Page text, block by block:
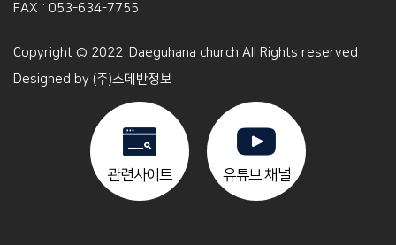
FAX : 053-634-7755
Copyright © 2022. Daeguhana church All Rights reserved.
Designed by (주)스데반정보
관련사이트 유튜브 채널